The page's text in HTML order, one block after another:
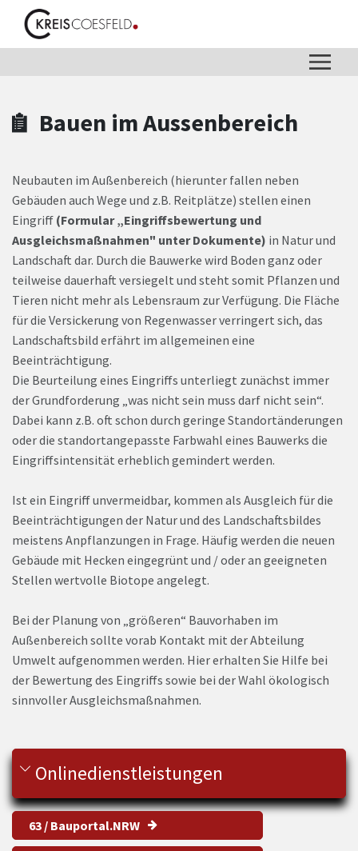
Zum Header
Zum Hauptinhalt
Zum Footer
Zum Hauptinhalt springen
Bauen im Aussenbereich
Neubauten im Außenbereich (hierunter fallen neben
Gebäuden auch Wege und z.B. Reitplätze) stellen einen
Eingriff (Formular „Eingriffsbewertung und
Ausgleichsmaßnahmen" unter Dokumente) in Natur und
Landschaft dar. Durch die Bauwerke wird Boden ganz oder
teilweise dauerhaft versiegelt und steht somit Pflanzen und
Tieren nicht mehr als Lebensraum zur Verfügung. Die Fläche
für die Versickerung von Regenwasser verringert sich, das
Landschaftsbild erfährt im allgemeinen eine
Beeinträchtigung.
Die Beurteilung eines Eingriffs unterliegt zunächst immer
der Grundforderung „was nicht sein muss darf nicht sein“.
Dabei kann z.B. oft schon durch geringe Standortänderungen
oder die standortangepasste Farbwahl eines Bauwerks die
Eingriffsintensität erheblich gemindert werden.
Ist ein Eingriff unvermeidbar, kommen als Ausgleich für die
Beeinträchtigungen der Natur und des Landschaftsbildes
meistens Anpflanzungen in Frage. Häufig werden die neuen
Gebäude mit Hecken eingegrünt und / oder an geeigneten
Stellen wertvolle Biotope angelegt.
Bei der Planung von „größeren“ Bauvorhaben im
Außenbereich sollte vorab Kontakt mit der Abteilung
Umwelt aufgenommen werden. Hier erhalten Sie Hilfe bei
der Bewertung des Eingriffs sowie bei der Wahl ökologisch
sinnvoller Ausgleichsmaßnahmen.
Onlinedienstleistungen
63 / Bauportal.NRW